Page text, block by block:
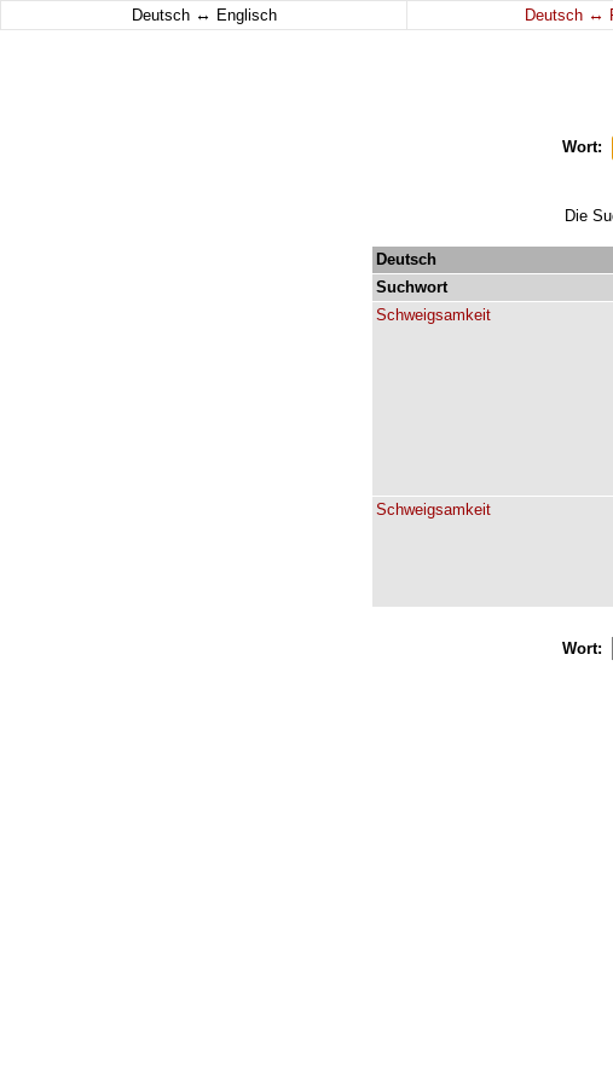
Deutsch ↔ Englisch Deutsch ↔
Wort:
Die
Deutsch
Suchwort
Schweigsamkeit
Schweigsamkeit
Wort: